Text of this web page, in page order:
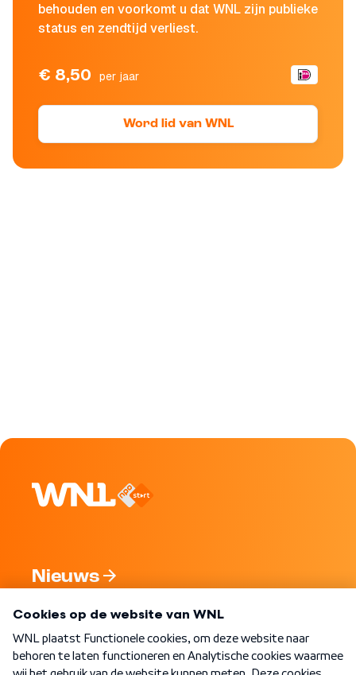
behouden en voorkomt u dat WNL zijn publieke
status en zendtijd verliest.
€ 8,50 per jaar
Word lid van WNL
Nieuws
Nieuwsbrief